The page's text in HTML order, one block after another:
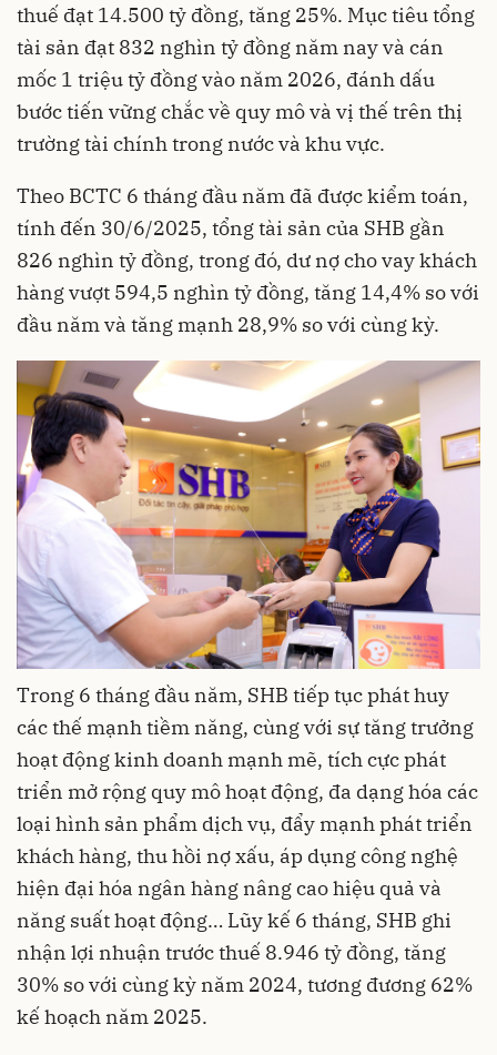
thuế đạt 14.500 tỷ đồng, tăng 25%. Mục tiêu tổng
tài sản đạt 832 nghìn tỷ đồng năm nay và cán
mốc 1 triệu tỷ đồng vào năm 2026, đánh dấu
bước tiến vững chắc về quy mô và vị thế trên thị
trường tài chính trong nước và khu vực.
Theo BCTC 6 tháng đầu năm đã được kiểm toán,
tính đến 30/6/2025, tổng tài sản của SHB gần
826 nghìn tỷ đồng, trong đó, dư nợ cho vay khách
hàng vượt 594,5 nghìn tỷ đồng, tăng 14,4% so với
đầu năm và tăng mạnh 28,9% so với cùng kỳ.
Trong 6 tháng đầu năm, SHB tiếp tục phát huy
các thế mạnh tiềm năng, cùng với sự tăng trưởng
hoạt động kinh doanh mạnh mẽ, tích cực phát
triển mở rộng quy mô hoạt động, đa dạng hóa các
loại hình sản phẩm dịch vụ, đẩy mạnh phát triển
khách hàng, thu hồi nợ xấu, áp dụng công nghệ
hiện đại hóa ngân hàng nâng cao hiệu quả và
năng suất hoạt động… Lũy kế 6 tháng, SHB ghi
nhận lợi nhuận trước thuế 8.946 tỷ đồng, tăng
30% so với cùng kỳ năm 2024, tương đương 62%
kế hoạch năm 2025.